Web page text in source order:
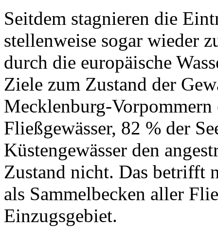
Seitdem stagnieren die
stellenweise sogar wieder
durch die europäische
Ziele zum Zustand der
Mecklenburg-Vorpommern
Fließgewässer, 82 % der
Küstengewässer den
Zustand nicht. Das betrifft
als Sammelbecken aller
Einzugsgebiet.